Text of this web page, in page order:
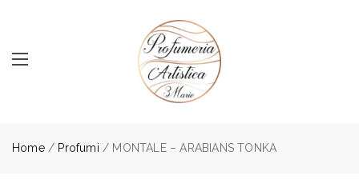
Home/ Profumi / MONTALE – ARABIANS TONKA